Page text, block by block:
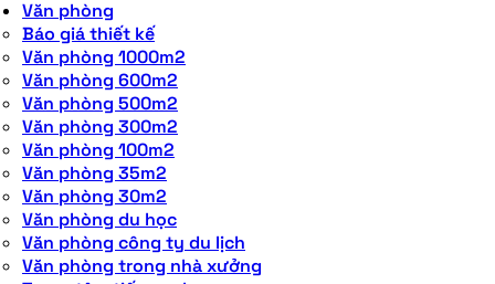
Văn phòng
Báo giá thiết kế
Văn phòng 1000m2
Văn phòng 600m2
Văn phòng 500m2
Văn phòng 300m2
Văn phòng 100m2
Văn phòng 35m2
Văn phòng 30m2
Văn phòng du học
Văn phòng công ty du lịch
Văn phòng trong nhà xưởng